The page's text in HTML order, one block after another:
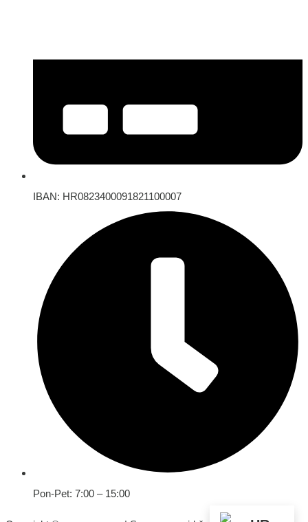
IBAN: HR0823400091821100007
Pon-Pet: 7:00 – 15:00